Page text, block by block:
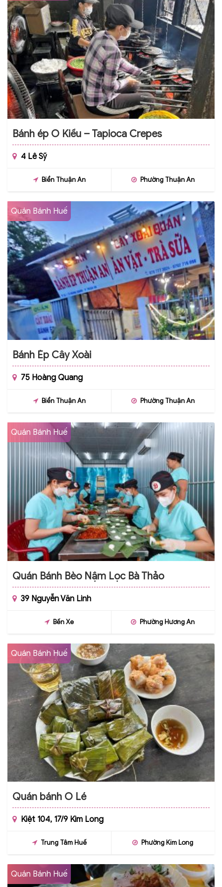
Bánh ép O Kiều – Tapioca Crepes
4 Lê Sỹ
Biển Thuận An Phường Thuận An
Quán Bánh Huế
Bánh Ép Cây Xoài
75 Hoàng Quang
Biển Thuận An Phường Thuận An
Quán Bánh Huế
Quán Bánh Bèo Nậm Lọc Bà Thảo
39 Nguyễn Văn Linh
Bến Xe Phường Hương An
Quán Bánh Huế
Quán bánh O Lé
Kiệt 104, 17/9 Kim Long
Trung Tâm Huế Phường Kim Long
Quán Bánh Huế